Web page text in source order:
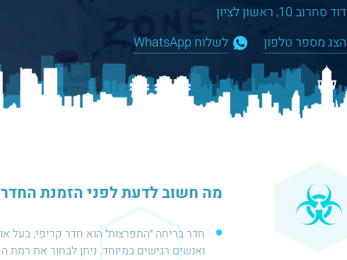
דוד סחרוב 10, ראשון לציון
הצג מספר טלפון
לשלוח WhatsApp
מה חשוב לדעת לפני הזמנת
חדר בריחה ״התפרצות״ הוא חדר קריפי, בעל
ואנשים רגישים במיוחד. ניתן לבחור את